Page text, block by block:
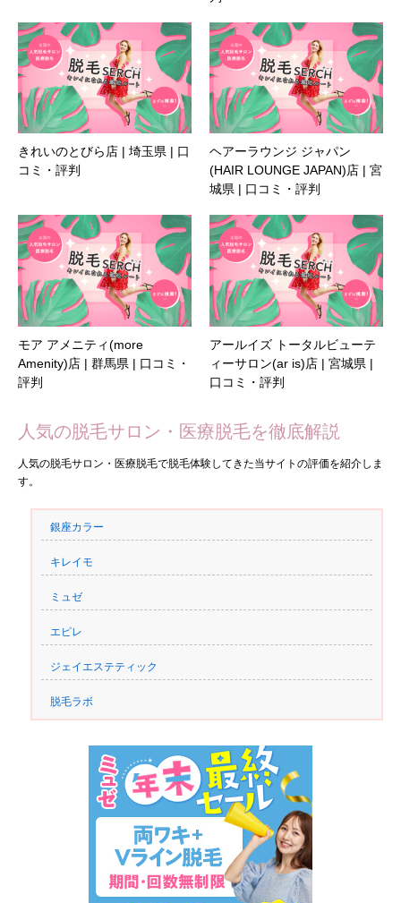
きれいのとびら店 | 埼玉県 | 口
コミ・評判
ヘアーラウンジ ジャパン
(HAIR LOUNGE JAPAN)店 | 宮
城県 | 口コミ・評判
モア アメニティ(more
Amenity)店 | 群馬県 | 口コミ・
評判
アールイズ トータルビューテ
ィーサロン(ar is)店 | 宮城県 |
口コミ・評判
人気の脱毛サロン・医療脱毛を徹底解説
人気の脱毛サロン・医療脱毛で脱毛体験してきた当サイトの評価を紹介しま
す。
銀座カラー
キレイモ
ミュゼ
エピレ
ジェイエステティック
脱毛ラボ